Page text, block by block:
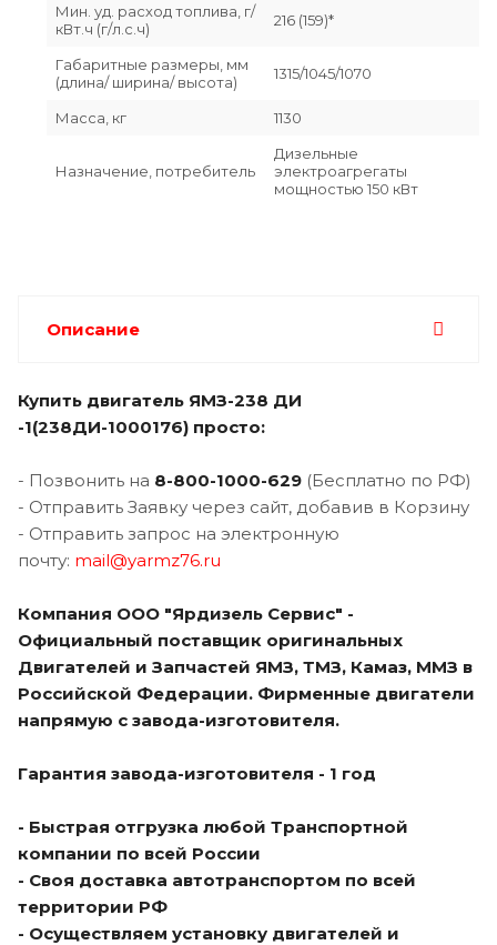
Мин. уд. расход топлива, г/
кВт.ч (г/л.с.ч)
216 (159)*
Габаритные размеры, мм
(длина/ ширина/ высота)
1315/1045/1070
Масса, кг 1130
Назначение, потребитель
Дизельные
электроагрегаты
мощностью 150 кВт
Описание
Купить двигатель ЯМЗ-238 ДИ
-1(238ДИ-1000176) просто:
- Позвонить на 8-800-1000-629 (Бесплатно по РФ)
- Отправить Заявку через сайт, добавив в Корзину
- Отправить запрос на электронную
почту: mail@yarmz76.ru
Компания ООО "Ярдизель Сервис" -
Официальный поставщик оригинальных
Двигателей и Запчастей ЯМЗ, ТМЗ, Камаз, ММЗ в
Российской Федерации. Фирменные двигатели
напрямую с завода-изготовителя.
Гарантия завода-изготовителя - 1 год
- Быстрая отгрузка любой Транспортной
компании по всей России
- Своя доставка автотранспортом по всей
территории РФ
- Осуществляем установку двигателей и